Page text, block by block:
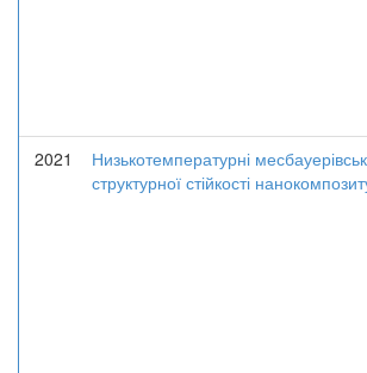
2021
Низькотемпературні
структурної стійкості